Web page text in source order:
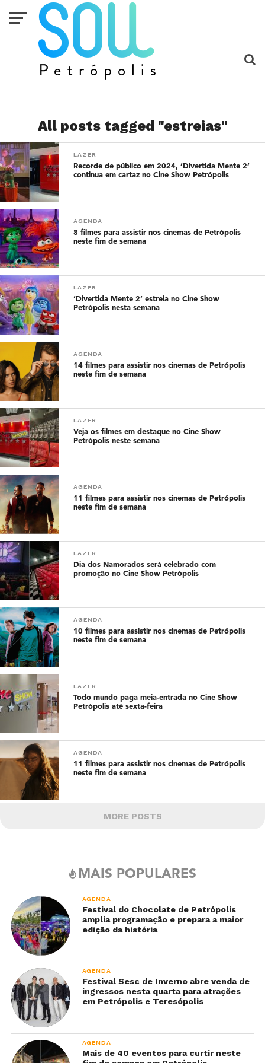
All posts tagged "estreias"
LAZER
Recorde de público em 2024, ‘Divertida Mente 2’
continua em cartaz no Cine Show Petrópolis
AGENDA
8 filmes para assistir nos cinemas de Petrópolis
neste fim de semana
LAZER
‘Divertida Mente 2’ estreia no Cine Show
Petrópolis nesta semana
AGENDA
14 filmes para assistir nos cinemas de Petrópolis
neste fim de semana
LAZER
Veja os filmes em destaque no Cine Show
Petrópolis neste semana
AGENDA
11 filmes para assistir nos cinemas de Petrópolis
neste fim de semana
LAZER
Dia dos Namorados será celebrado com
promoção no Cine Show Petrópolis
AGENDA
10 filmes para assistir nos cinemas de Petrópolis
neste fim de semana
LAZER
Todo mundo paga meia-entrada no Cine Show
Petrópolis até sexta-feira
AGENDA
11 filmes para assistir nos cinemas de Petrópolis
neste fim de semana
MORE POSTS
MAIS POPULARES
AGENDA
Festival do Chocolate de Petrópolis
amplia programação e prepara a maior
edição da história
AGENDA
Festival Sesc de Inverno abre venda de
ingressos nesta quarta para atrações
em Petrópolis e Teresópolis
AGENDA
Mais de 40 eventos para curtir neste